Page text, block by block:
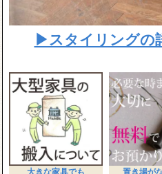
▶スタイリングの
大きな家具でも
置き場が